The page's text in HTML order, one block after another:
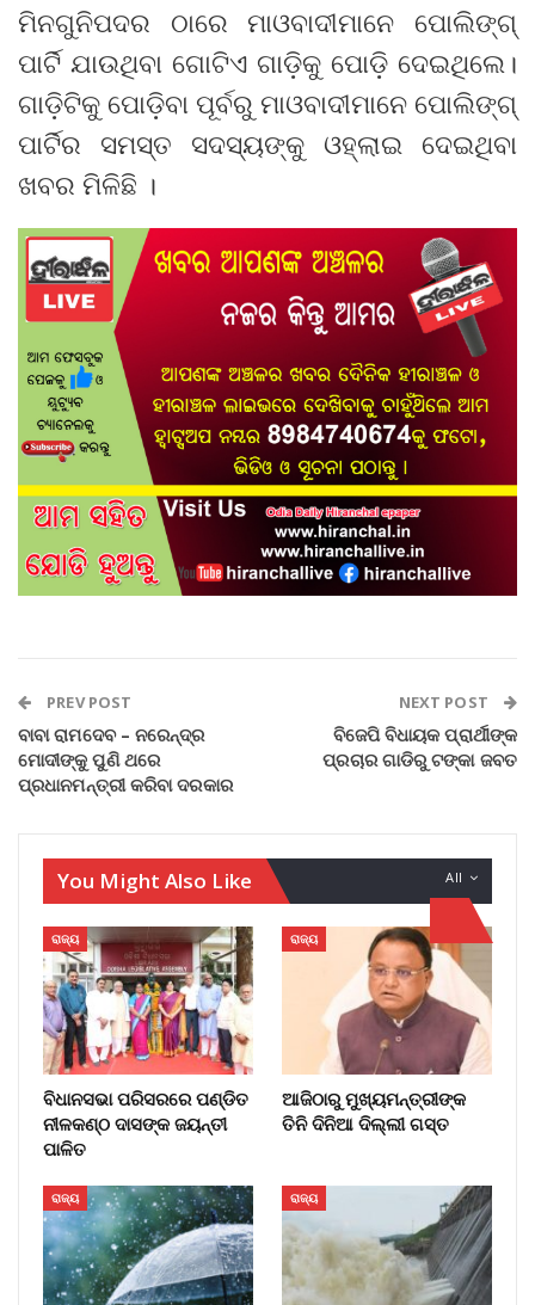
ମିନଗୁନିପଦର ଠାରେ ମାଓବାଦୀମାନେ ପୋଲିଙ୍ଗ୍‌
ପାର୍ଟି ଯାଉଥିବା ଗୋଟିଏ ଗାଡ଼ିକୁ ପୋଡ଼ି ଦେଇଥିଲେ।
ଗାଡ଼ିଟିକୁ ପୋଡ଼ିବା ପୂର୍ବରୁ ମାଓବାଦୀମାନେ ପୋଲିଙ୍ଗ୍‌
ପାର୍ଟିର ସମସ୍ତ ସଦସ୍ୟଙ୍କୁ ଓହ୍ଲାଇ ଦେଇଥିବା
ଖବର ମିଳିଛି ।
PREV POST
ବାବା ରାମଦେବ – ନରେନ୍ଦ୍ର
ମୋଦୀଙ୍କୁ ପୁଣି ଥରେ
ପ୍ରଧାନମନ୍ତ୍ରୀ କରିବା ଦରକାର
NEXT POST
ବିଜେପି ବିଧାୟକ ପ୍ରାର୍ଥୀଙ୍କ
ପ୍ରଚାର ଗାଡିରୁ ଟଙ୍କା ଜବତ
All
You Might Also Like
ରାଜ୍ୟ
ବିଧାନସଭା ପରିସରରେ ପଣ୍ଡିତ
ନୀଳକଣ୍ଠ ଦାସଙ୍କ ଜୟନ୍ତୀ
ପାଳିତ
ରାଜ୍ୟ
ଆଜିଠାରୁ ମୁଖ୍ୟମନ୍ତ୍ରୀଙ୍କ
ତିନି ଦିନିଆ ଦିଲ୍ଲୀ ଗସ୍ତ
ରାଜ୍ୟ ରାଜ୍ୟ